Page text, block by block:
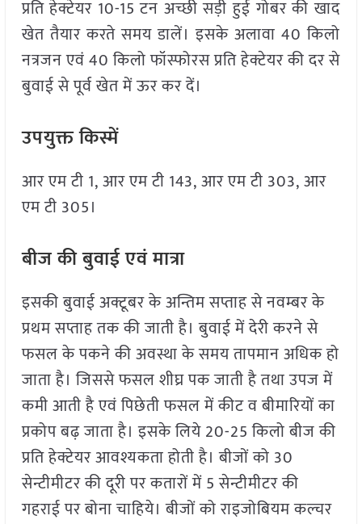
प्रति हेक्टेयर 10-15 टन अच्छी सड़ी हुई गोबर की खाद
खेत तैयार करते समय डालें। इसके अलावा 40 किलो
नत्रजन एवं 40 किलो फॉस्फोरस प्रति हेक्टेयर की दर से
बुवाई से पूर्व खेत में ऊर कर दें।
उपयुक्त किस्में
आर एम टी 1, आर एम टी 143, आर एम टी 303, आर
एम टी 305।
बीज की बुवाई एवं मात्रा
इसकी बुवाई अक्टूबर के अन्तिम सप्ताह से नवम्बर के
प्रथम सप्ताह तक की जाती है। बुवाई में देरी करने से
फसल के पकने की अवस्था के समय तापमान अधिक हो
जाता है। जिससे फसल शीघ्र पक जाती है तथा उपज में
कमी आती है एवं पिछेती फसल में कीट व बीमारियों का
प्रकोप बढ़ जाता है। इसके लिये 20-25 किलो बीज की
प्रति हेक्टेयर आवश्यकता होती है। बीजों को 30
सेन्टीमीटर की दूरी पर कतारों में 5 सेन्टीमीटर की
गहराई पर बोना चाहिये। बीजों को राइजोबियम कल्चर